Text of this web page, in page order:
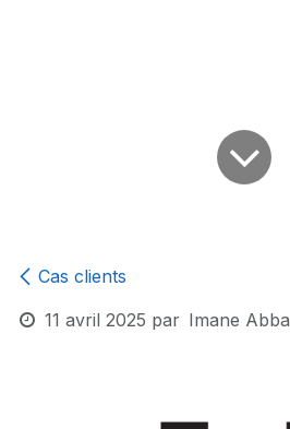
Cas clients
11 avril 2025 par Imane Abba